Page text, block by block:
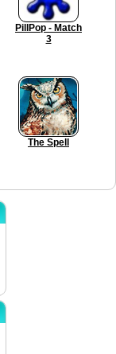
PillPop - Match
3
The Spell